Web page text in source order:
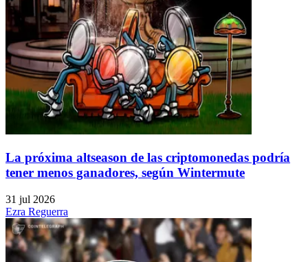
La próxima altseason de las criptomonedas podría
tener menos ganadores, según Wintermute
31 jul 2026
Ezra Reguerra